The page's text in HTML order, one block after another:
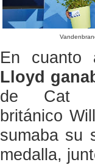
En
Lloyd
de Cat
británico
sumaba su
medalla,